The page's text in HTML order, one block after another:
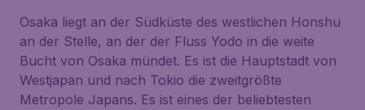
Osaka liegt an der Südküste des westlichen Honshu
an der Stelle, an der der Fluss Yodo in die weite
Bucht von Osaka mündet. Es ist die Hauptstadt von
Westjapan und nach Tokio die zweitgrößte
Metropole Japans. Es ist eines der beliebtesten